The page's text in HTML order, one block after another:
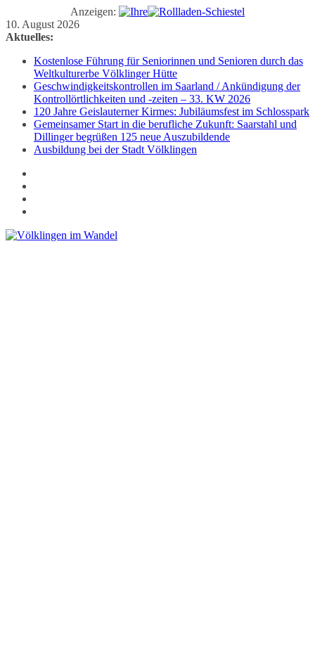
Anzeigen:
Zum
Inhalt
10. August 2026
Aktuelles:
Kostenlose Führung für Seniorinnen und Senioren durch das
Weltkulturerbe Völklinger Hütte
Geschwindigkeitskontrollen im Saarland / Ankündigung der
Kontrollörtlichkeiten und -zeiten – 33. KW 2026
120 Jahre Geislauterner Kirmes: Jubiläumsfest im Schlosspark
Gemeinsamer Start in die berufliche Zukunft: Saarstahl und
Dillinger begrüßen 125 neue Auszubildende
Ausbildung bei der Stadt Völklingen